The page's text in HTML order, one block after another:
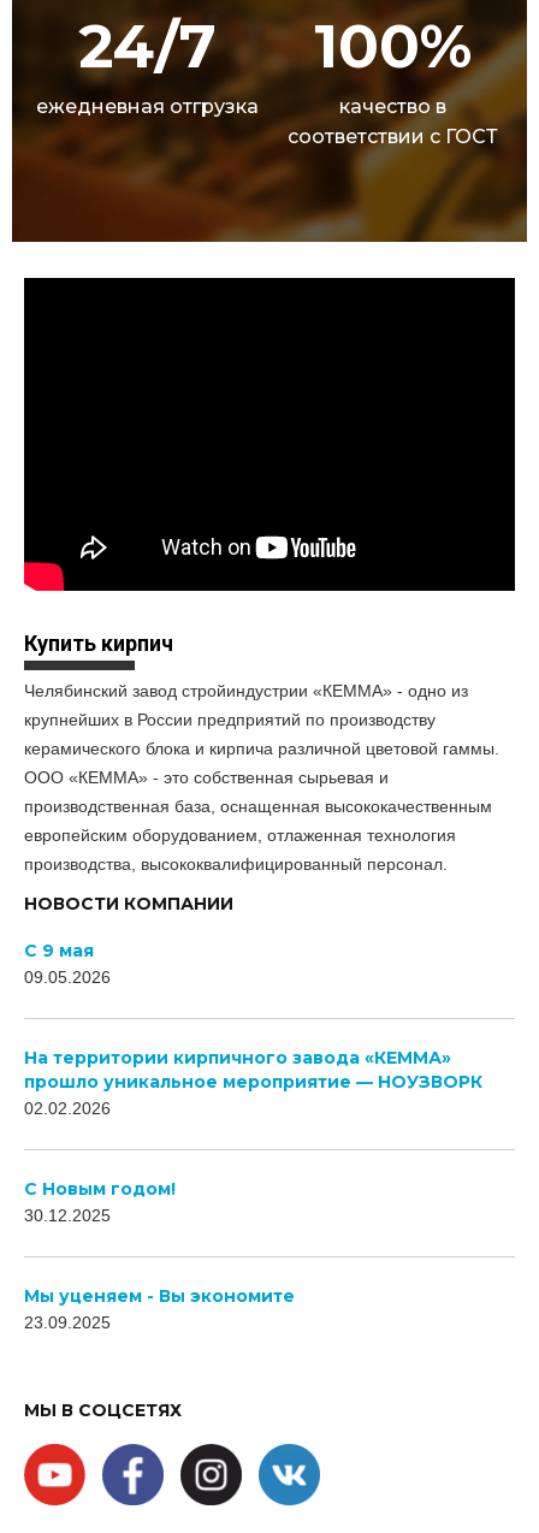
24/7
ежедневная отгрузка
100%
качество в
соответствии с ГОСТ
Купить кирпич
Челябинский завод стройиндустрии «КЕММА» - одно из
крупнейших в России предприятий по производству
керамического блока и кирпича различной цветовой гаммы.
ООО «КЕММА» - это собственная сырьевая и
производственная база, оснащенная высококачественным
европейским оборудованием, отлаженная технология
производства, высококвалифицированный персонал.
НОВОСТИ КОМПАНИИ
С 9 мая
09.05.2026
На территории кирпичного завода «КЕММА»
прошло уникальное мероприятие — НОУЗВОРК
02.02.2026
C Новым годом!
30.12.2025
Мы уценяем - Вы экономите
23.09.2025
МЫ В СОЦСЕТЯХ